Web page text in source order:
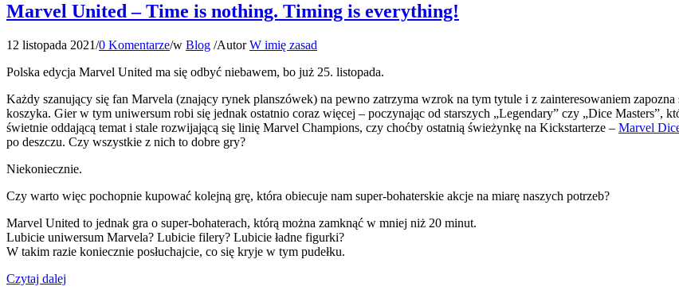
Marvel United – Time is nothing. Timing is everything!
12 listopada 2021/0 Komentarze/w Blog /AutorW imię zasad
Polska edycja Marvel United ma się odbyć niebawem, bo już 25. listopada.
Każdy szanujący się fan Marvela (znający rynek planszówek) na pewno zatrzyma wzrok na tym tytule i z zainteresowaniem
koszyka. Gier w tym uniwersum robi się jednak ostatnio coraz więcej – poczynając od starszych „Legendary” czy „Dice Masters”,
świetnie oddającą temat i stale rozwijającą się linię Marvel Champions, czy choćby ostatnią świeżynkę na Kickstarterze – Marvel
po deszczu. Czy wszystkie z nich to dobre gry?
Niekoniecznie.
Czy warto więc pochopnie kupować kolejną grę, która obiecuje nam super-bohaterskie akcje na miarę naszych potrzeb?
Marvel United to jednak gra o super-bohaterach, którą można zamknąć w mniej niż 20 minut.
Lubicie uniwersum Marvela? Lubicie filery? Lubicie ładne figurki?
W takim razie koniecznie posłuchajcie, co się kryje w tym pudełku.
Czytaj dalej